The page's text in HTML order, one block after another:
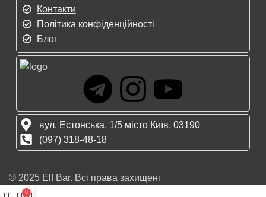
Контакти
Політика конфіденційності
Блог
вул. Естонська, 1/5 місто Київ, 03190
(097) 318-48-18
© 2025 Elf Bar. Всі права захищені
0